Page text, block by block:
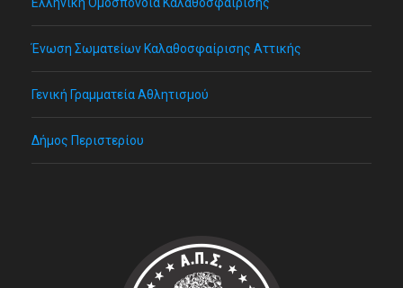
Ένωση Σωματείων Καλαθοσφαίρισης Αττικής
Γενική Γραμματεία Αθλητισμού
Δήμος Περιστερίου